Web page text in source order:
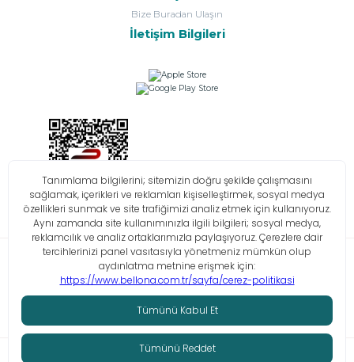
Bize Buradan Ulaşın
İletişim Bilgileri
Bilgi Toplumu Hizmetleri KVKK Çerez Politikası İşlem Rehberi
© Tüm hakları saklıdır. Bellona 2026